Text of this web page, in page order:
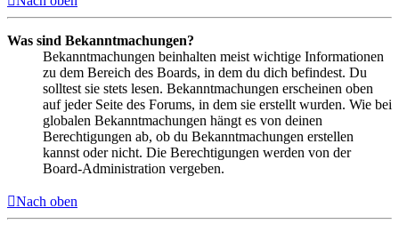
Was sind Bekanntmachungen?
Bekanntmachungen beinhalten meist wichtige Informationen
zu dem Bereich des Boards, in dem du dich befindest. Du
solltest sie stets lesen. Bekanntmachungen erscheinen oben
auf jeder Seite des Forums, in dem sie erstellt wurden. Wie bei
globalen Bekanntmachungen hängt es von deinen
Berechtigungen ab, ob du Bekanntmachungen erstellen
kannst oder nicht. Die Berechtigungen werden von der
Board-Administration vergeben.
Nach oben